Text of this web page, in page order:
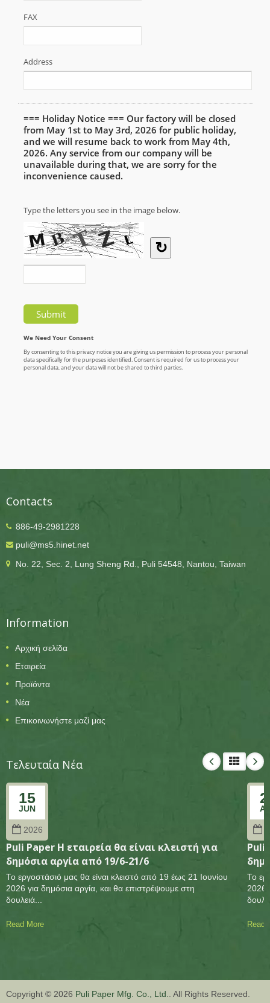
Contacts
886-49-2981228
puli@ms5.hinet.net
No. 22, Sec. 2, Lung Sheng Rd., Puli 54548, Nantou, Taiwan
Information
Αρχική σελίδα
Εταιρεία
Προϊόντα
Νέα
Επικοινωνήστε μαζί μας
Τελευταία Νέα
15
JUN
2026
Puli Paper Η εταιρεία θα είναι κλειστή για
δημόσια αργία από 19/6-21/6
Το εργοστάσιό μας θα είναι κλειστό από 19 έως 21 Ιουνίου
2026 για δημόσια αργία, και θα επιστρέψουμε στη
δουλειά...
Read More
Puli
Το
2026
Read
Copyright © 2026 Puli Paper Mfg. Co., Ltd. . All Rights Reserved.